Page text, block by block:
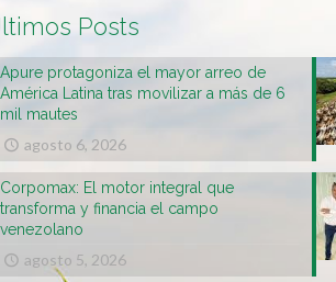
Posts
Apure protagoniza el mayor arreo de
América Latina tras movilizar a más de 6
mil mautes
agosto 6, 2026
Corpomax: El motor integral que
transforma y financia el campo
venezolano
agosto 5, 2026